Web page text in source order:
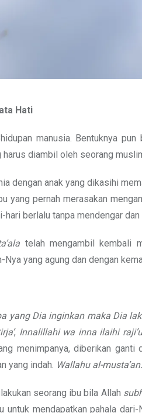
Hati
manusia. Bentuknya
diambil oleh seorang
dengan anak yang dikasihi
yang pernah merasakan
berlalu tanpa mendengar
telah mengambil kembali
yang agung dan dengan
yang Dia inginkan maka Dia
, Innalillahi wa inna ilaihi
menimpanya, diberikan
yang indah. Wallahu al-musta’an.
seorang ibu bila Allah
untuk mendapatkan pahala dari-